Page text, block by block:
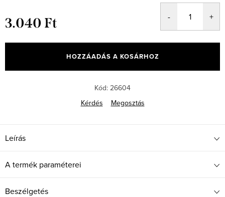
3.040 Ft
HOZZÁADÁS A KOSÁRHOZ
Kód: 26604
Kérdés
Megosztás
Leírás
A termék paraméterei
Beszélgetés